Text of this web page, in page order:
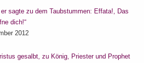
sagte zu dem Taubstummen: Effata!, Das
dich!“
2012
gesalbt, zu König, Priester und Prophet